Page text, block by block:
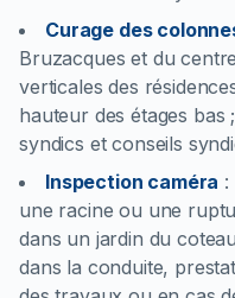
Curage des
Bruzacques et du
verticales des
hauteur des étages
syndics et conseils
Inspection caméra :
une racine ou une
dans un jardin du
dans la conduite,